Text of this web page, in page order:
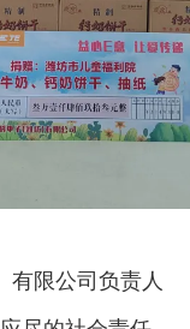
有限公司负责人